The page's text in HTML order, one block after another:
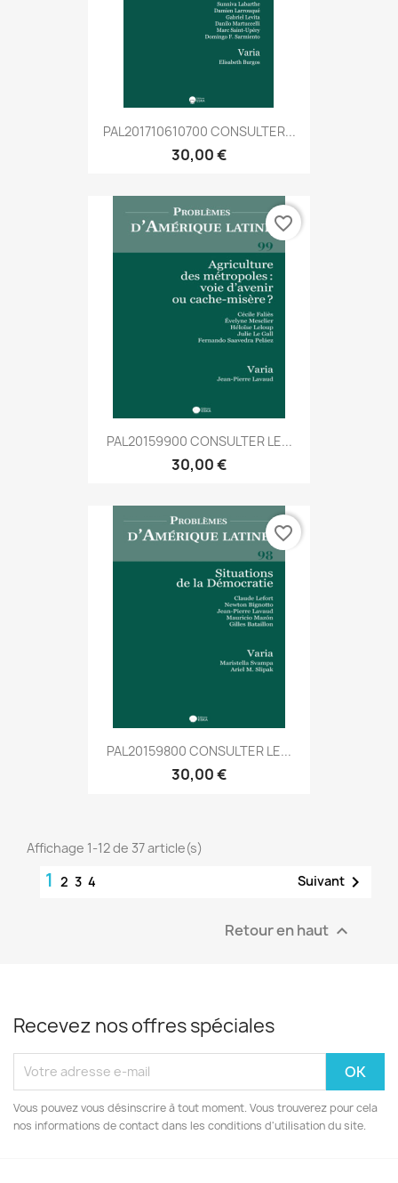
PAL201710610700 CONSULTER...
30,00 €
PAL20159900 CONSULTER LE...
30,00 €
favorite_border
PAL20159800 CONSULTER LE...
30,00 €
favorite_border
Affichage 1-12 de 37 article(s)
1 2 3 4 Suivant 
Retour en haut 
Recevez nos offres spéciales
Vous pouvez vous désinscrire à tout moment. Vous trouverez pour cela
nos informations de contact dans les conditions d'utilisation du site.